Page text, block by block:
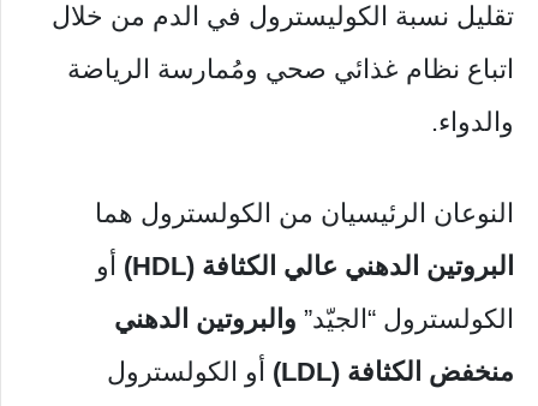
تقليل نسبة الكوليسترول في الدم من خلال
اتباع نظام غذائي صحي ومُمارسة الرياضة
والدواء.
النوعان الرئيسيان من الكولسترول هما
البروتين الدهني عالي الكثافة (HDL)
أو
الكولسترول “الجيّد” والبروتين الدهني
منخفض الكثافة (LDL)
أو الكولسترول